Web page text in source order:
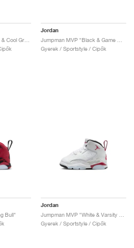
Jumpman MVP "White & Cool Grey"
Jordan
Gyerek / Sportstyle / Cipők
Bull"
Jordan
Gyerek / Sportstyle / Cipők